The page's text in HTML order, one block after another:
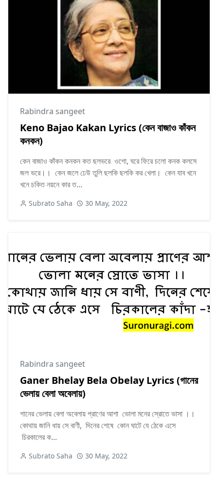
Rabindra sangeet
Keno Bajao Kakan Lyrics (কেন বাজাও কাঁকন
কনকন)
কেন বাজাও কাঁকন কনকন কত ছলভরে ওগো, ঘরে ফিরে চলো কনক কলসে
জল ভরে।। কেন জলে ঢেউ তুলি ছলকি ছলকি কর খেলা। কেন যাব খনে
খনে চকিত নয়নে কার ত...
Subrato Saha 30 May, 2022
Rabindra sangeet
Ganer Bhelay Bela Obelay Lyrics (গানের
ভেলায় বেলা অবেলায়)
গানের ভেলায় বেলা অবেলায় প্রাণের আশা ভোলা মনের স্রোতে ভাসা ।।
কোথায় জানি ধায় সে বাণী, দিনের শেষে কোন ঘাটে যে ঠেকে এসে
চিরকালের ক...
Subrato Saha 30 May, 2022